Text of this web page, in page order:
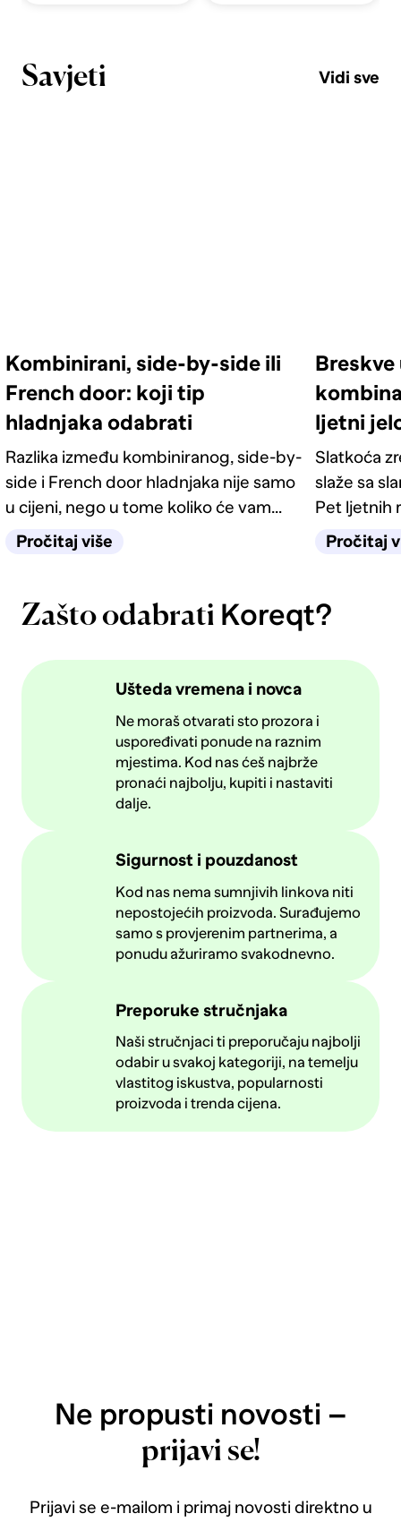
Savjeti Vidi sve
Kombinirani, side-by-side ili
French door: koji tip
hladnjaka odabrati
Razlika između kombiniranog, side-by-
side i French door hladnjaka nije samo
u cijeni, nego u tome koliko će vam
život u kuhinji biti jednostavan
Pročitaj više
ljetni
Slatkoća
slaže sa
Pet ljetnih
kategorije
Pročitaj
Zašto odabrati Koreqt?
Ušteda vremena i novca
Ne moraš otvarati sto prozora i
uspoređivati ponude na raznim
mjestima. Kod nas ćeš najbrže
pronaći najbolju, kupiti i nastaviti
dalje.
Sigurnost i pouzdanost
Kod nas nema sumnjivih linkova niti
nepostojećih proizvoda. Surađujemo
samo s provjerenim partnerima, a
ponudu ažuriramo svakodnevno.
Preporuke stručnjaka
Naši stručnjaci ti preporučaju najbolji
odabir u svakoj kategoriji, na temelju
vlastitog iskustva, popularnosti
proizvoda i trenda cijena.
Ne propusti novosti –
prijavi se!
Prijavi se e-mailom i primaj novosti direktno u